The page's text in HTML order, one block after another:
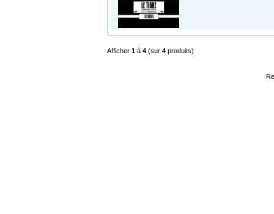
Afficher 1 à 4 (sur 4 produits)